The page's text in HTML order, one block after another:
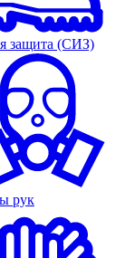
защита (СИЗ)
рук